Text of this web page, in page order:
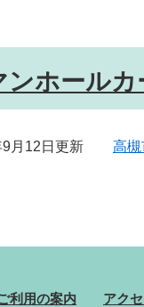
ンホールカ
月12日更新 高槻
利用の案内 アク